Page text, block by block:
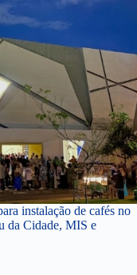
instalação de cafés no
da Cidade, MIS e